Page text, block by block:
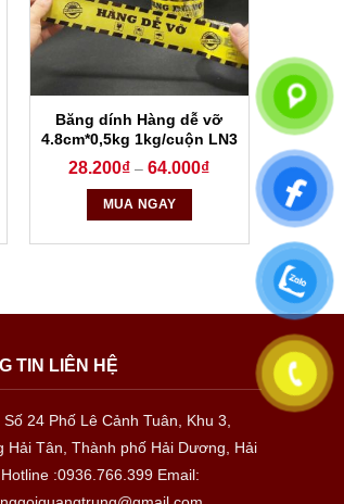
Băng dính Hàng dễ vỡ
4.8cm*0,5kg 1kg/cuộn LN3
28.200₫ –64.000₫
MUA NGAY
TIN LIÊN HỆ
24 Phố Lê Cảnh Tuân, Khu 3,
Hải Tân, Thành phố Hải Dương, Hải
Hotline :0936.766.399 Email: